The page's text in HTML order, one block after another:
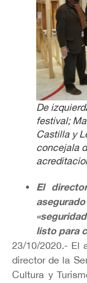
De
festival;
Castilla y
concejala
El
listo para
23/10/2020.- El
director de la
Cultura y